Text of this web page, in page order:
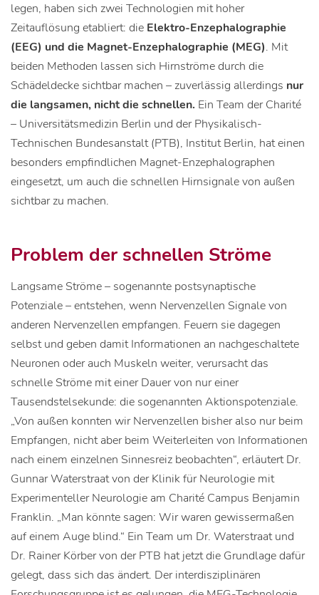
legen, haben sich zwei Technologien mit hoher
Zeitauflösung etabliert: die Elektro-Enzephalographie
(EEG) und die Magnet-Enzephalographie (MEG). Mit
beiden Methoden lassen sich Hirnströme durch die
Schädeldecke sichtbar machen – zuverlässig allerdings nur
die langsamen, nicht die schnellen. Ein Team der Charité
– Universitätsmedizin Berlin und der Physikalisch-
Technischen Bundesanstalt (PTB), Institut Berlin, hat einen
besonders empfindlichen Magnet-Enzephalographen
eingesetzt, um auch die schnellen Hirnsignale von außen
sichtbar zu machen.
Problem der schnellen Ströme
Langsame Ströme – sogenannte postsynaptische
Potenziale – entstehen, wenn Nervenzellen Signale von
anderen Nervenzellen empfangen. Feuern sie dagegen
selbst und geben damit Informationen an nachgeschaltete
Neuronen oder auch Muskeln weiter, verursacht das
schnelle Ströme mit einer Dauer von nur einer
Tausendstelsekunde: die sogenannten Aktionspotenziale.
„Von außen konnten wir Nervenzellen bisher also nur beim
Empfangen, nicht aber beim Weiterleiten von Informationen
nach einem einzelnen Sinnesreiz beobachten“, erläutert Dr.
Gunnar Waterstraat von der Klinik für Neurologie mit
Experimenteller Neurologie am Charité Campus Benjamin
Franklin. „Man könnte sagen: Wir waren gewissermaßen
auf einem Auge blind.“ Ein Team um Dr. Waterstraat und
Dr. Rainer Körber von der PTB hat jetzt die Grundlage dafür
gelegt, dass sich das ändert. Der interdisziplinären